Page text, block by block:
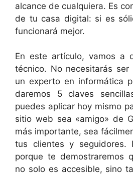
alcance de cualquiera. Es
de tu casa digital: si es
funcionará mejor.
En este artículo, vamos a
técnico. No necesitarás ser
un experto en informática
daremos 5 claves
puedes aplicar hoy mismo
sitio web sea «amigo» de
más importante, sea
tus clientes y seguidores.
porque te demostraremos
no solo es accesible, sino